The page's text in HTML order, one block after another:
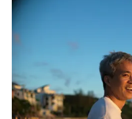
化復育與部落復振的年代。
生活日常中的文化重建。對
園，更是一個充滿創造力
盪，到傳統服飾上每一道符
活生生的文化教科書。這些
自己與土地的連結，也深深